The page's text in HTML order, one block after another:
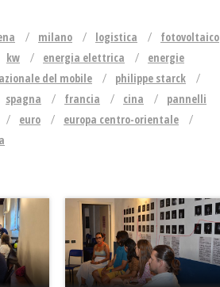
milano logistica
fotovoltaico
kw energia elettrica
energie
del mobile
philippe starck
spagna francia cina
pannelli
euro
europa centro-orientale